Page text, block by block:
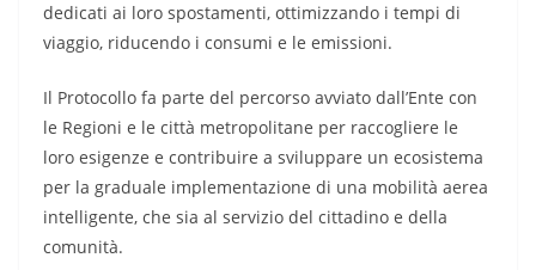
dedicati ai loro spostamenti, ottimizzando i tempi di
viaggio, riducendo i consumi e le emissioni.
Il Protocollo fa parte del percorso avviato dall’Ente con
le Regioni e le città metropolitane per raccogliere le
loro esigenze e contribuire a sviluppare un ecosistema
per la graduale implementazione di una mobilità aerea
intelligente, che sia al servizio del cittadino e della
comunità.